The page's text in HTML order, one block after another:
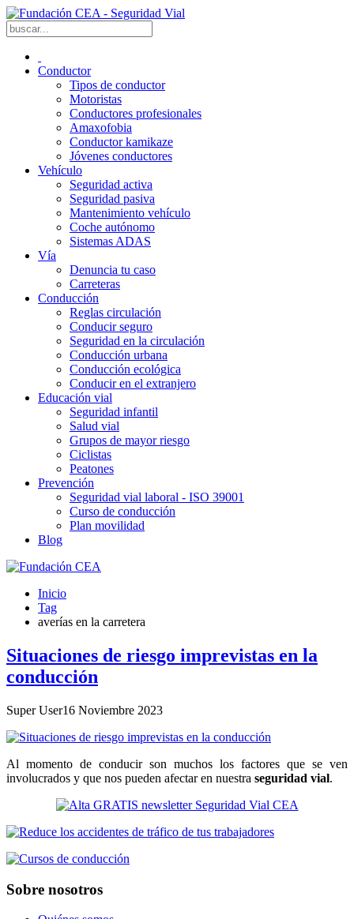
Conductor
Tipos de conductor
Motoristas
Conductores profesionales
Amaxofobia
Conductor kamikaze
Jóvenes conductores
Vehículo
Seguridad activa
Seguridad pasiva
Mantenimiento vehículo
Coche autónomo
Sistemas ADAS
Vía
Denuncia tu caso
Carreteras
Conducción
Reglas circulación
Conducir seguro
Seguridad en la circulación
Conducción urbana
Conducción ecológica
Conducir en el extranjero
Educación vial
Seguridad infantil
Salud vial
Grupos de mayor riesgo
Ciclistas
Peatones
Prevención
Seguridad vial laboral - ISO 39001
Curso de conducción
Plan movilidad
Blog
Inicio
Tag
averías en la carretera
Situaciones de riesgo imprevistas en la
conducción
Super User16 Noviembre 2023
Al momento de conducir son muchos los factores que se ven
involucrados y que nos pueden afectar en nuestra seguridad vial.
Sobre nosotros